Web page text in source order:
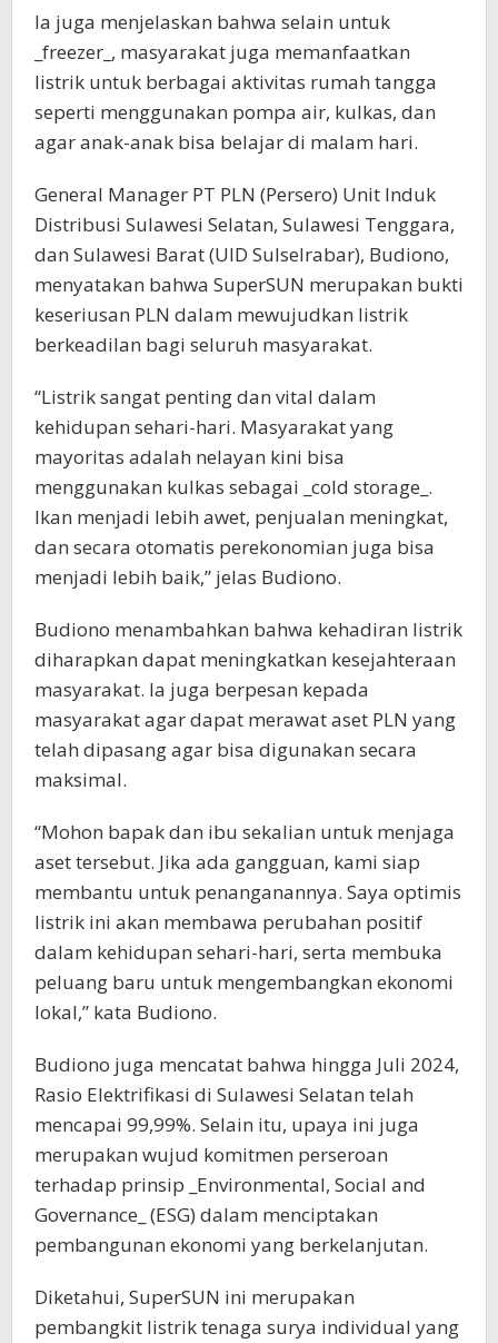
Ia juga menjelaskan bahwa selain untuk
_freezer_, masyarakat juga memanfaatkan
listrik untuk berbagai aktivitas rumah tangga
seperti menggunakan pompa air, kulkas, dan
agar anak-anak bisa belajar di malam hari.
General Manager PT PLN (Persero) Unit Induk
Distribusi Sulawesi Selatan, Sulawesi Tenggara,
dan Sulawesi Barat (UID Sulselrabar), Budiono,
menyatakan bahwa SuperSUN merupakan bukti
keseriusan PLN dalam mewujudkan listrik
berkeadilan bagi seluruh masyarakat.
“Listrik sangat penting dan vital dalam
kehidupan sehari-hari. Masyarakat yang
mayoritas adalah nelayan kini bisa
menggunakan kulkas sebagai _cold storage_.
Ikan menjadi lebih awet, penjualan meningkat,
dan secara otomatis perekonomian juga bisa
menjadi lebih baik,” jelas Budiono.
Budiono menambahkan bahwa kehadiran listrik
diharapkan dapat meningkatkan kesejahteraan
masyarakat. Ia juga berpesan kepada
masyarakat agar dapat merawat aset PLN yang
telah dipasang agar bisa digunakan secara
maksimal.
“Mohon bapak dan ibu sekalian untuk menjaga
aset tersebut. Jika ada gangguan, kami siap
membantu untuk penanganannya. Saya optimis
listrik ini akan membawa perubahan positif
dalam kehidupan sehari-hari, serta membuka
peluang baru untuk mengembangkan ekonomi
lokal,” kata Budiono.
Budiono juga mencatat bahwa hingga Juli 2024,
Rasio Elektrifikasi di Sulawesi Selatan telah
mencapai 99,99%. Selain itu, upaya ini juga
merupakan wujud komitmen perseroan
terhadap prinsip _Environmental, Social and
Governance_ (ESG) dalam menciptakan
pembangunan ekonomi yang berkelanjutan.
Diketahui, SuperSUN ini merupakan
pembangkit listrik tenaga surya individual yang